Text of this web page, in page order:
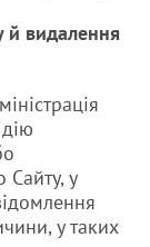
й видалення
Сайту, у
у таких